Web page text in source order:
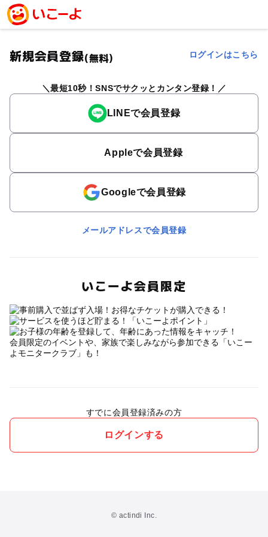
新規会員登録(無料) ログインはこちら
最短10秒！SNSでサクッとカンタン登録！
LINEで会員登録
Appleで会員登録
Googleで会員登録
メールアドレスで会員登録
いこーよ会員限定
会員限定のイベントや、家族で楽しみながら参加できる「いこー
よモニタークラブ」も！
すでに会員登録済みの方
ログインする
© actindi Inc.